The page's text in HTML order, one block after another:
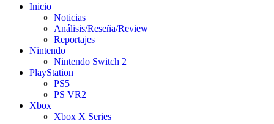
Inicio
Noticias
Análisis/Reseña/Review
Reportajes
Nintendo
Nintendo Switch 2
PlayStation
PS5
PS VR2
Xbox
Xbox X Series